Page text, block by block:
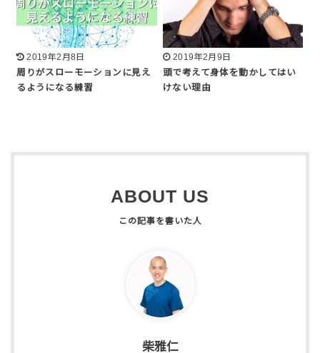
2019年2月8日
周りがスローモーションに見え
るようになる練習
2019年2月9日
頭で考えて身体を動かしてはい
けない理由
ABOUT US
柴雅仁